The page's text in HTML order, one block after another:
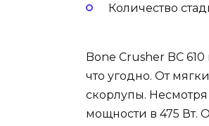
Количество
Bone Crusher BC
что угодно. От
скорлупы.
мощности в 475 Вт.